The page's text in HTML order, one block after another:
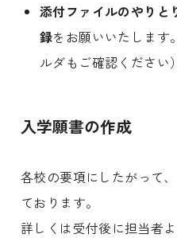
添付ファイルのやりと
録をお願いいたします
ルダもご確認ください）
入学願書の作成
各校の要項にしたがって
ております。
詳しくは受付後に担当者